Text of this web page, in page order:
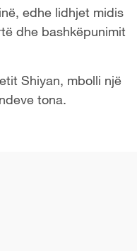
edhe lidhjet midis
dhe bashkëpunimit
Shiyan, mbolli një
tona.